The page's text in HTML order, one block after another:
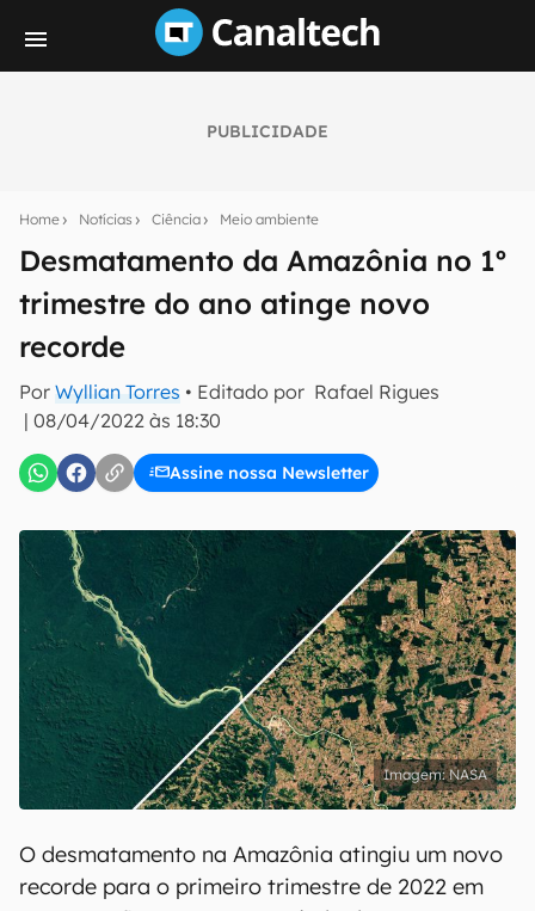
PUBLICIDADE
Home Notícias Ciência Meio ambiente
Desmatamento da Amazônia no 1º
trimestre do ano atinge novo
recorde
Por Wyllian Torres • Editado por Rafael Rigues
| 08/04/2022 às 18:30
Assine nossa Newsletter
notícias e reviews sobre tecnologia em primeira
E-mail
inscreva-se
Confirmo que li, aceito e concordo com os Termos de
Uso e Política de Privacidade do Canaltech.
NASA
O desmatamento na Amazônia atingiu um novo
recorde para o primeiro trimestre de 2022 em